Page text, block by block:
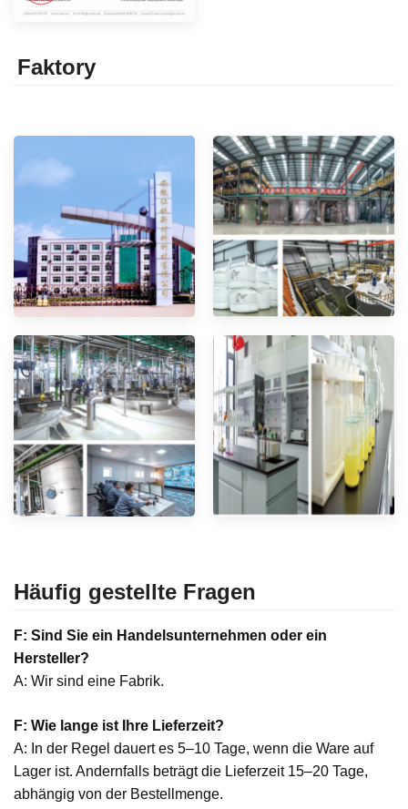
Faktory
Häufig gestellte Fragen
F: Sind Sie ein Handelsunternehmen oder ein
Hersteller?
A: Wir sind eine Fabrik.
F: Wie lange ist Ihre Lieferzeit?
A: In der Regel dauert es 5–10 Tage, wenn die Ware auf
Lager ist. Andernfalls beträgt die Lieferzeit 15–20 Tage,
abhängig von der Bestellmenge.